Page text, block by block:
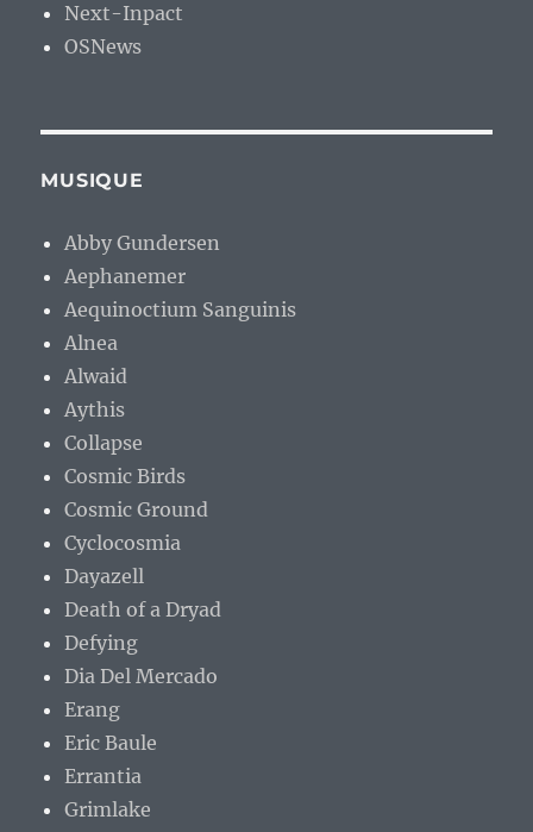
Next-Inpact
OSNews
MUSIQUE
Abby Gundersen
Aephanemer
Aequinoctium Sanguinis
Alnea
Alwaid
Aythis
Collapse
Cosmic Birds
Cosmic Ground
Cyclocosmia
Dayazell
Death of a Dryad
Defying
Dia Del Mercado
Erang
Eric Baule
Errantia
Grimlake